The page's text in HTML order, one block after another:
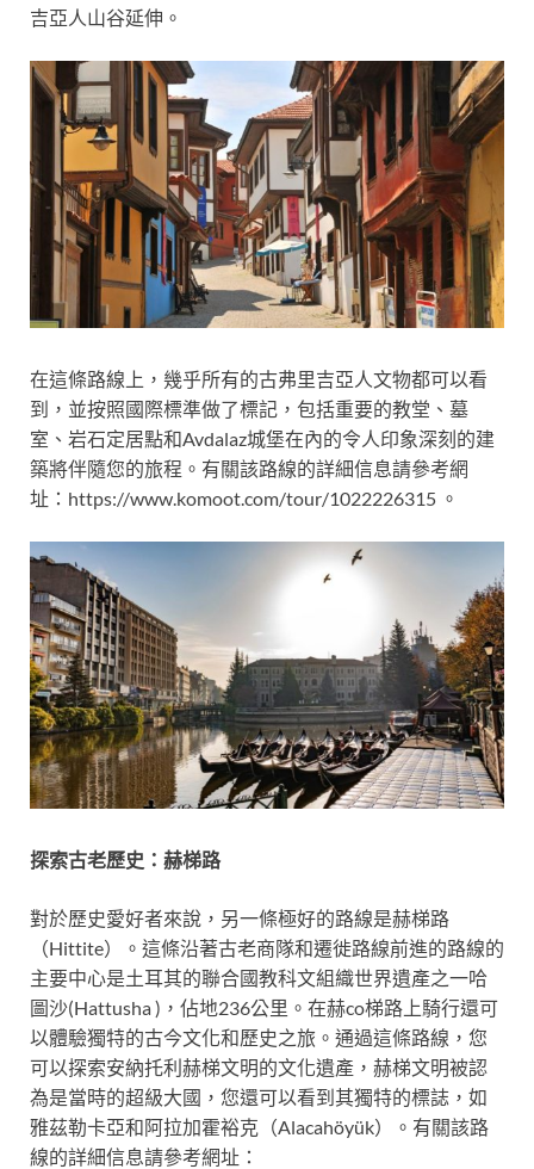
吉亞人山谷延伸。
在這條路線上，幾乎所有的古弗里吉亞人文物都可以看
到，並按照國際標準做了標記，包括重要的教堂、墓
室、岩石定居點和Avdalaz城堡在內的令人印象深刻的建
築將伴隨您的旅程。有關該路線的詳細信息請參考網
址：https://www.komoot.com/tour/1022226315 。
探索古老歷史：赫梯路
對於歷史愛好者來說，另一條極好的路線是赫梯路
（Hittite）。這條沿著古老商隊和遷徙路線前進的路線的
主要中心是土耳其的聯合國教科文組織世界遺產之一哈
圖沙(Hattusha )，佔地236公里。在赫co梯路上騎行還可
以體驗獨特的古今文化和歷史之旅。通過這條路線，您
可以探索安納托利赫梯文明的文化遺產，赫梯文明被認
為是當時的超級大國，您還可以看到其獨特的標誌，如
雅茲勒卡亞和阿拉加霍裕克（Alacahöyük）。有關該路
線的詳細信息請參考網址：